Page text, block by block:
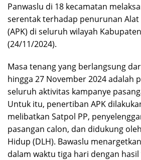
Panwaslu di 18 kecamatan
serentak terhadap penurunan Alat
(APK) di seluruh wilayah
(24/11/2024).
Masa tenang yang berlangsung
hingga 27 November 2024 adalah
seluruh aktivitas kampanye
Untuk itu, penertiban APK
melibatkan Satpol PP,
pasangan calon, dan didukung
Hidup (DLH). Bawaslu
dalam waktu tiga hari dengan